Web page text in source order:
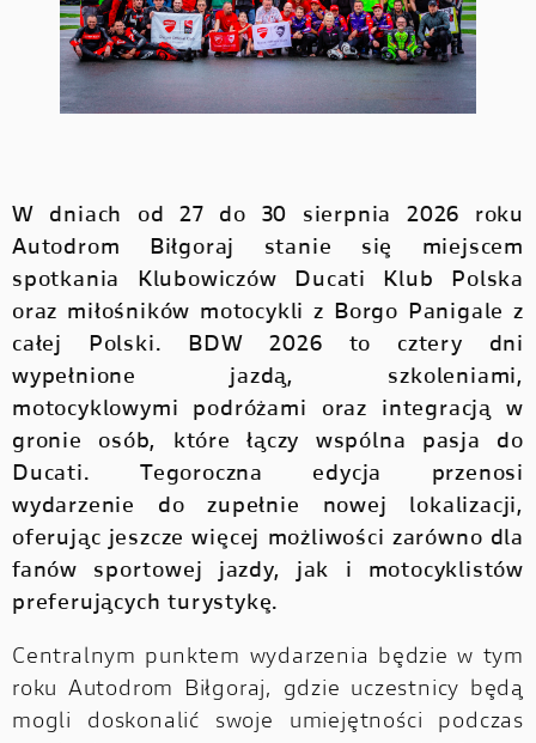
W dniach od 27 do 30 sierpnia 2026 roku
Autodrom Biłgoraj stanie się miejscem
spotkania Klubowiczów Ducati Klub Polska
oraz miłośników motocykli z Borgo Panigale z
całej Polski. BDW 2026 to cztery dni
wypełnione jazdą, szkoleniami,
motocyklowymi podróżami oraz integracją w
gronie osób, które łączy wspólna pasja do
Ducati. Tegoroczna edycja przenosi
wydarzenie do zupełnie nowej lokalizacji,
oferując jeszcze więcej możliwości zarówno dla
fanów sportowej jazdy, jak i motocyklistów
preferujących turystykę.
Centralnym punktem wydarzenia będzie w tym
roku Autodrom Biłgoraj, gdzie uczestnicy będą
mogli doskonalić swoje umiejętności podczas